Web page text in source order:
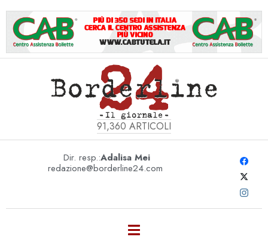
91,360 ARTICOLI
Dir. resp.:Adalisa Mei
redazione@borderline24.com